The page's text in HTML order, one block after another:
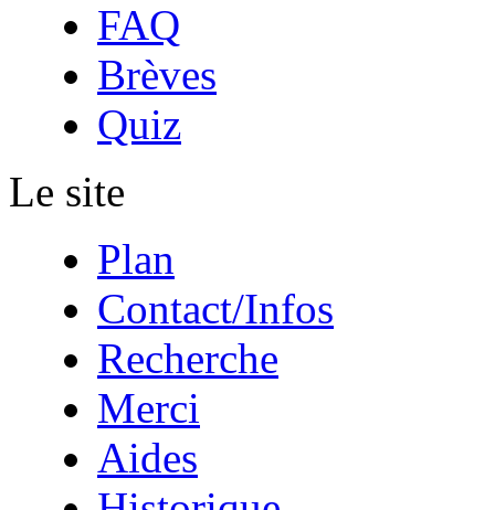
FAQ
Brèves
Quiz
Le site
Plan
Contact/Infos
Recherche
Merci
Aides